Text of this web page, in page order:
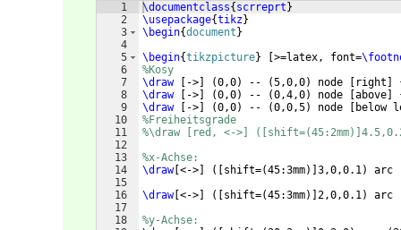
1
2
3
4
5
6
7
8
9
10
11
12
13
14
15
16
17
18
\documentclass{ scrreprt }
\usepackage{tikz}
\begin{document }
\begin{tikzpicture} >=latex, font=
%Kosy
\draw
-> (0,0) -- (5,0,0) node right
\draw
-> (0,0) -- (0,4,0) node above
\draw
-> (0,0) -- (0,0,5) node
below
%Freiheitsgrade
%\draw [red, <->]
%x-Achse:
\draw[ <-> ([ shift=(45:3mm)] 3,0,0.1) arc
\draw[ <-> ([ shift=(45:3mm)] 2,0,0.1) arc
%y-Achse: